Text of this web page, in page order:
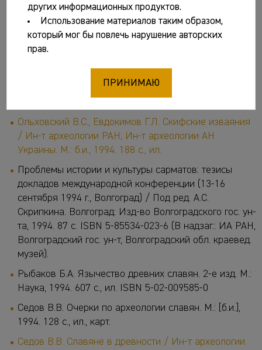
Курганы левобережного Илека. Вып. 2 / ИА РАН,
Оренбургский гос. пед. ин-т, Российский отд.
Американо-Казахского археолог. проекта; отв. ред.
Л.Т. Яблонский. М.: ИА РАН, 1994. 178 с.
евразийских степей. М.: Восточная литература, 1994.
Ольховский В.С., Евдокимов Г.Л. Скифские изваяния
/ Ин-т археологии РАН; Ин-т археологии АН
Украины. М.: б.и., 1994. 188 с., ил.
Проблемы истории и культуры сарматов: тезисы
докладов международной конференции (13-16
сентября 1994 г., Волгоград) / Под ред. А.С.
Скрипкина. Волгоград: Изд-во Волгоградского гос. ун-
та, 1994. 87 с. ISBN 5-85534-023-6 (В надзаг.: ИА РАН,
Волгоградский гос. ун-т, Волгоградский обл. краевед.
музей).
Рыбаков Б.А. Язычество древних славян. 2-е изд. М.:
Наука, 1994. 607 с., ил. ISBN 5-02-009585-0
Седов В.В. Очерки по археологии славян. М.: [б.и.],
1994. 128 с., ил., карт.
Седов В.В. Славяне в древности / Ин-т археологии
других информационных продуктов.
Использование материалов таким образом,
который мог бы повлечь нарушение авторских
прав.
ПРИНИМАЮ